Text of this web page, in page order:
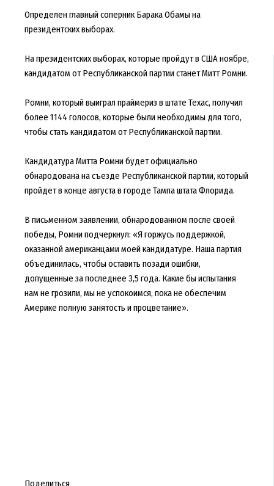
Определен главный соперник Барака Обамы на
президентских выборах.
На президентских выборах, которые пройдут в США ноябре,
кандидатом от Республиканской партии станет Митт Ромни.
Ромни, который выиграл праймериз в штате Техас, получил
более 1144 голосов, которые были необходимы для того,
чтобы стать кандидатом от Республиканской партии.
Кандидатура Митта Ромни будет официально
обнародована на съезде Республиканской партии, который
пройдет в конце августа в городе Тампа штата Флорида.
В письменном заявлении, обнародованном после своей
победы, Ромни подчеркнул: «Я горжусь поддержкой,
оказанной американцами моей кандидатуре. Наша партия
объединилась, чтобы оставить позади ошибки,
допущенные за последнее 3,5 года. Какие бы испытания
нам не грозили, мы не успокоимся, пока не обеспечим
Америке полную занятость и процветание».